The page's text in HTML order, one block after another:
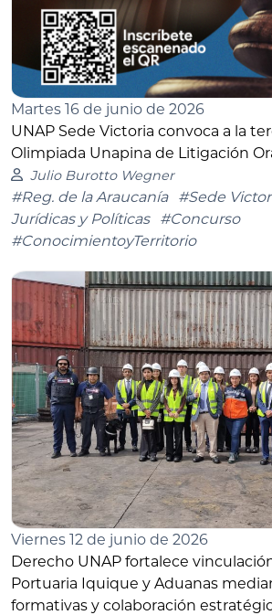
Martes 16 de junio de 2026
UNAP Sede Victoria convoca a la
Olimpiada Unapina de Litigación
Julio Burotto Wegner
#Reg. de la Araucanía #Sede
Jurídicas y Políticas
#Concurso
#ConocimientoyTerritorio
Viernes 12 de junio de 2026
Derecho UNAP fortalece
Portuaria Iquique y Aduanas
formativas y colaboración